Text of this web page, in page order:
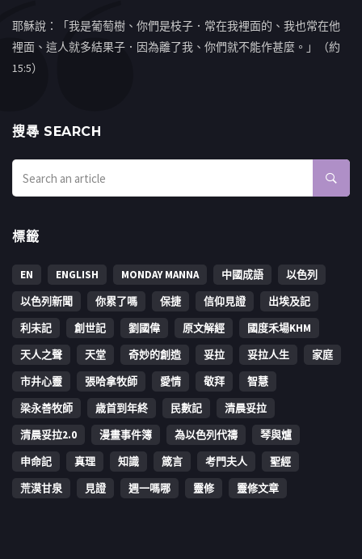
耶穌說：「我是葡萄樹、你們是枝子．常在我裡面的、我也常在他
裡面、這人就多結果子．因為離了我、你們就不能作甚麼。」（約
15:5）
搜㝷 SEARCH
標籤
EN ENGLISH MONDAY MANNA 中國成語
以色列
以色列新聞
你累了嗎 保捷 信仰見證
出埃及記
利未記
創世記 劉國偉 原文解經
國度禾場KHM
天人之聲
天堂 奇妙的創造 妥拉 妥拉人生
家庭
市井心靈
張哈拿牧師 愛情 敬拜
智慧
梁永善牧師
歳首到年終 民數記
清晨妥拉
清晨妥拉2.0
漫畫事件簿 為以色列代禱
琴與爐
申命記
真理 知識 箴言 考門夫人
聖經
荒漠甘泉
見證 週一嗎哪 靈修 靈修文章